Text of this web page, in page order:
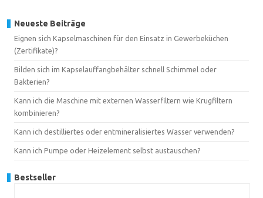
Neueste Beiträge
Eignen sich Kapselmaschinen für den Einsatz in Gewerbeküchen
(Zertifikate)?
Bilden sich im Kapselauffangbehälter schnell Schimmel oder
Bakterien?
Kann ich die Maschine mit externen Wasserfiltern wie Krugfiltern
kombinieren?
Kann ich destilliertes oder entmineralisiertes Wasser verwenden?
Kann ich Pumpe oder Heizelement selbst austauschen?
Bestseller